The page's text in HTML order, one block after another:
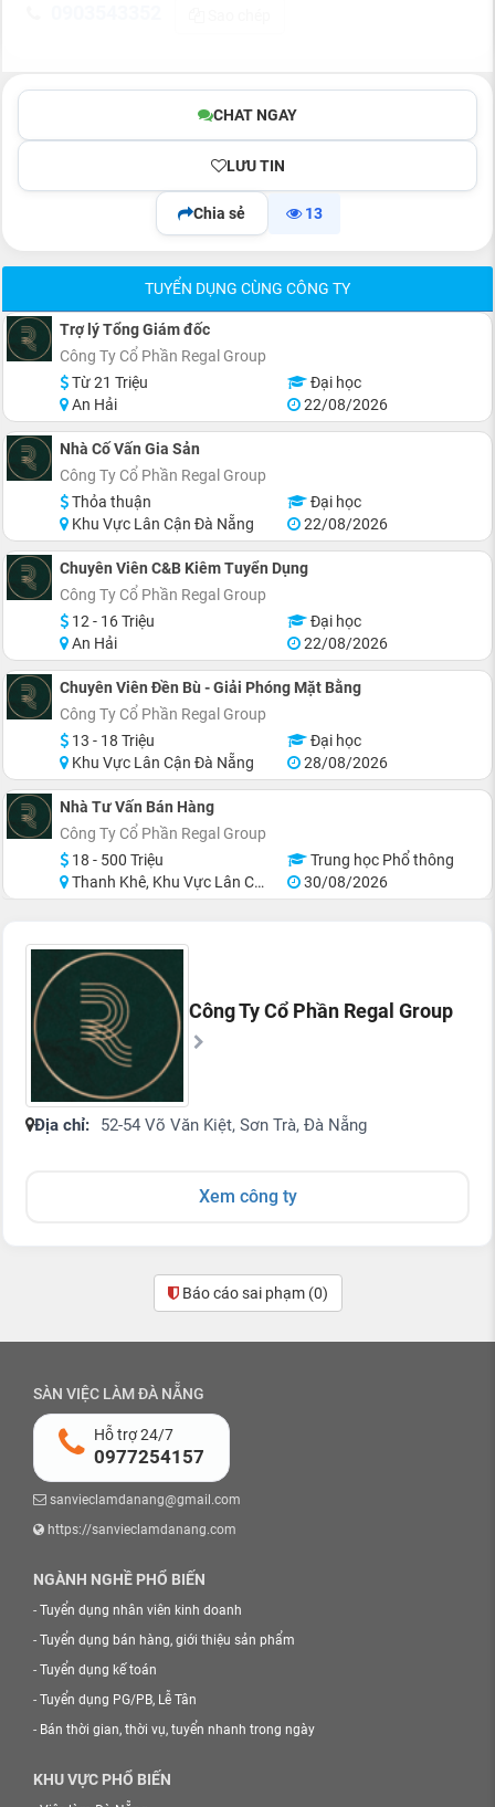
CHAT NGAY
LƯU TIN
Chia sẻ 13
TUYỂN DỤNG CÙNG CÔNG TY
Trợ lý Tổng Giám đốc
Công Ty Cổ Phần Regal Group
Từ 21 Triệu
Đại học
An Hải
22/08/2026
Nhà Cố Vấn Gia Sản
Công Ty Cổ Phần Regal Group
Thỏa thuận
Đại học
Khu Vực Lân Cận Đà Nẵng
22/08/2026
Chuyên Viên C&B Kiêm Tuyển Dụng
Công Ty Cổ Phần Regal Group
12 - 16 Triệu
Đại học
An Hải
22/08/2026
Chuyên Viên Đền Bù - Giải Phóng Mặt Bằng
Công Ty Cổ Phần Regal Group
13 - 18 Triệu
Đại học
Khu Vực Lân Cận Đà Nẵng
28/08/2026
Nhà Tư Vấn Bán Hàng
Công Ty Cổ Phần Regal Group
18 - 500 Triệu
Trung học Phổ thông
Thanh Khê, Khu Vực Lân Cận Đà Nẵng
30/08/2026
Công Ty Cổ Phần Regal Group
Địa chỉ: 52-54 Võ Văn Kiệt, Sơn Trà, Đà Nẵng
Xem công ty
Báo cáo sai phạm (0)
SÀN VIỆC LÀM ĐÀ NẴNG
Hỗ trợ 24/7
0977254157
sanvieclamdanang@gmail.com
https://sanvieclamdanang.com
NGÀNH NGHỀ PHỔ BIẾN
- Tuyển dụng nhân viên kinh doanh
- Tuyển dụng bán hàng, giới thiệu sản phẩm
- Tuyển dụng kế toán
- Tuyển dụng PG/PB, Lễ Tân
- Bán thời gian, thời vụ, tuyển nhanh trong ngày
KHU VỰC PHỔ BIẾN